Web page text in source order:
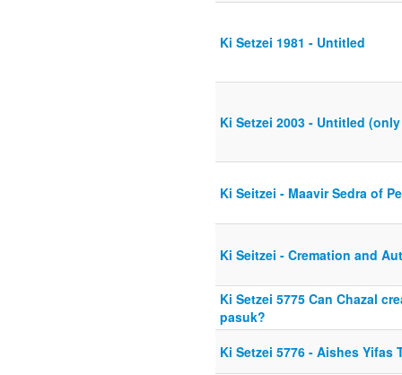
Ki Setzei 1981 - Untitled
Ki Setzei 2003 - Untitled
Ki Seitzei - Maavir Sedra of
Ki Seitzei - Cremation and
Ki Setzei 5775 Can Chazal
pasuk?
Ki Setzei 5776 - Aishes Yifas